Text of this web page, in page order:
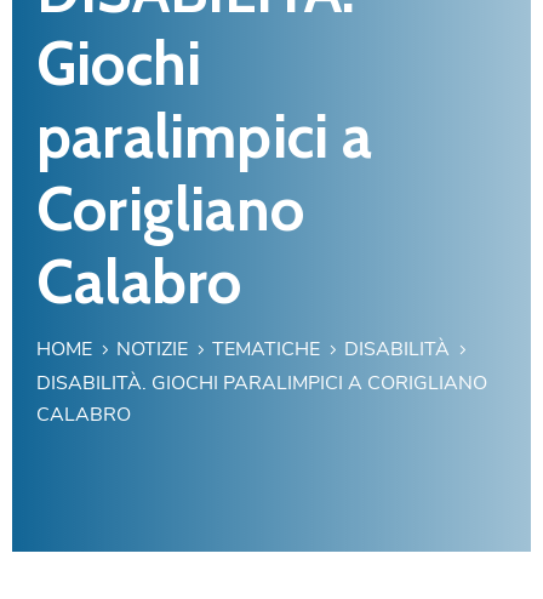
Giochi
paralimpici a
Corigliano
Calabro
HOME NOTIZIE TEMATICHE
DISABILITÀ
DISABILITÀ. GIOCHI PARALIMPICI A CORIGLIANO
CALABRO